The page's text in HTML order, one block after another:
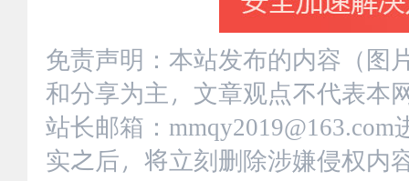
免责声明：本站发布的内容（图
和分享为主，文章观点不代表本
站长邮箱：
实之后，将立刻删除涉嫌侵权内